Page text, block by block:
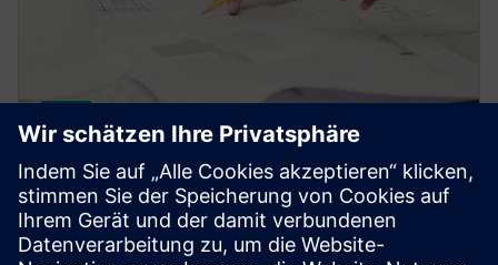
CAPITAL
Capital Service Explorer
Quickly create accurate 2D wiring diagrams and 3D